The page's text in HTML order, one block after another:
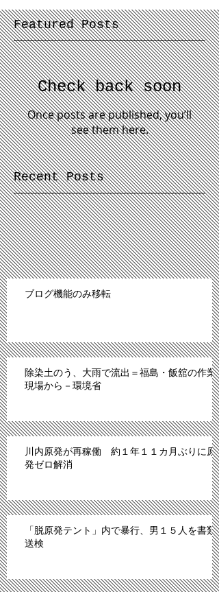
Featured Posts
Check back soon
Once posts are published, you’ll
see them here.
Recent Posts
ブログ機能のみ移転
除染土のう、大雨で流出＝福島・飯舘の作業
現場から－環境省
川内原発が再稼働 約１年１１カ月ぶりに原
発ゼロ解消
「脱原発テント」内で暴行、男１５人を書類
送検